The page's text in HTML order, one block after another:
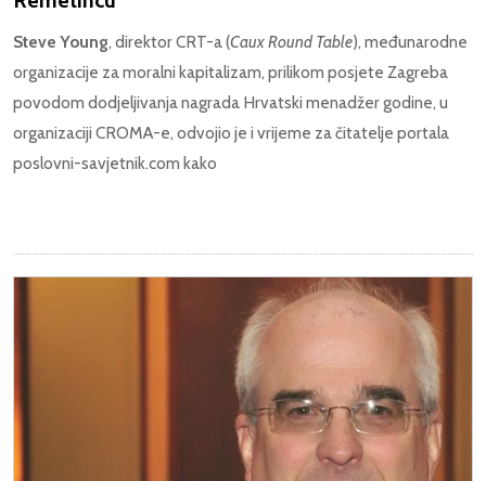
Steve Young, direktor CRT-a (Caux Round Table), međunarodne
organizacije za moralni kapitalizam, prilikom posjete Zagreba
povodom dodjeljivanja nagrada Hrvatski menadžer godine, u
organizaciji CROMA-e, odvojio je i vrijeme za čitatelje portala
poslovni-savjetnik.com kako